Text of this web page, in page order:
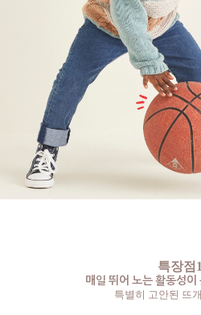
특장점1
매일 뛰어 노는 활동성이
특별히 고안된 뜨